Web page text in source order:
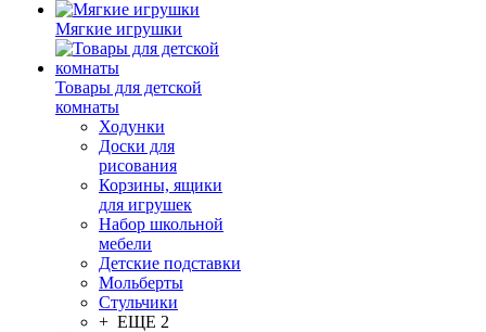
Мягкие игрушки
Товары для детской
комнаты
Ходунки
Доски для
рисования
Корзины, ящики
для игрушек
Набор школьной
мебели
Детские подставки
Мольберты
Стульчики
+ ЕЩЕ 2